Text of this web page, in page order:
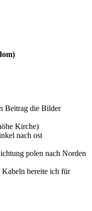
Beitrag die Bilder
Kirche)
nach ost
polen nach Norden
bereite ich für